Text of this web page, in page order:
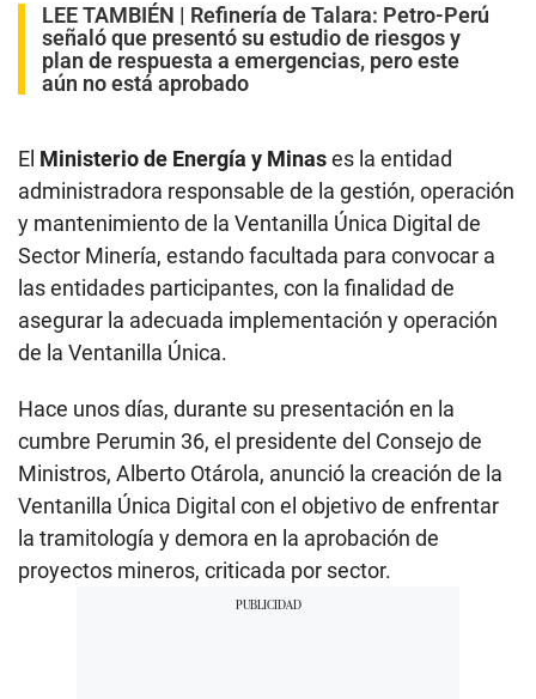
LEE TAMBIÉN | Refinería de Talara: Petro-Perú
señaló que presentó su estudio de riesgos y
plan de respuesta a emergencias, pero este
aún no está aprobado
El Ministerio de Energía y Minases la entidad
administradora responsable de la gestión, operación
y mantenimiento de la Ventanilla Única Digital de
Sector Minería, estando facultada para convocar a
las entidades participantes, con la finalidad de
asegurar la adecuada implementación y operación
de la Ventanilla Única.
Hace unos días, durante su presentación en la
cumbre Perumin 36, el presidente del Consejo de
Ministros, Alberto Otárola, anunció la creación de la
Ventanilla Única Digital con el objetivo de enfrentar
la tramitología y demora en la aprobación de
proyectos mineros, criticada por sector.